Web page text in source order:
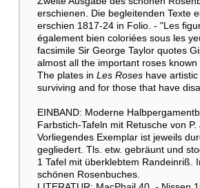
erschienen. Die begleitenden Texte
erschien 1817-24 in Folio. - "Les
également bien coloriées sous les
facsimile Sir George Taylor quotes
almost all the important roses
The plates in Les Roseshave artistic
surviving and for those that have
EINBAND: Moderne
Farbstich-Tafeln mit Retusche von
Vorliegendes Exemplar ist jeweils
gegliedert. Tls. etw. gebräunt und
1 Tafel mit überklebtem Randeinriß.
schönen Rosenbuches.